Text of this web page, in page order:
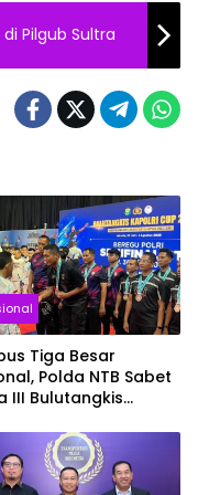
Pilgub Sultra
Tiga Besar
Polda NTB Sabet
III Bulutangkis